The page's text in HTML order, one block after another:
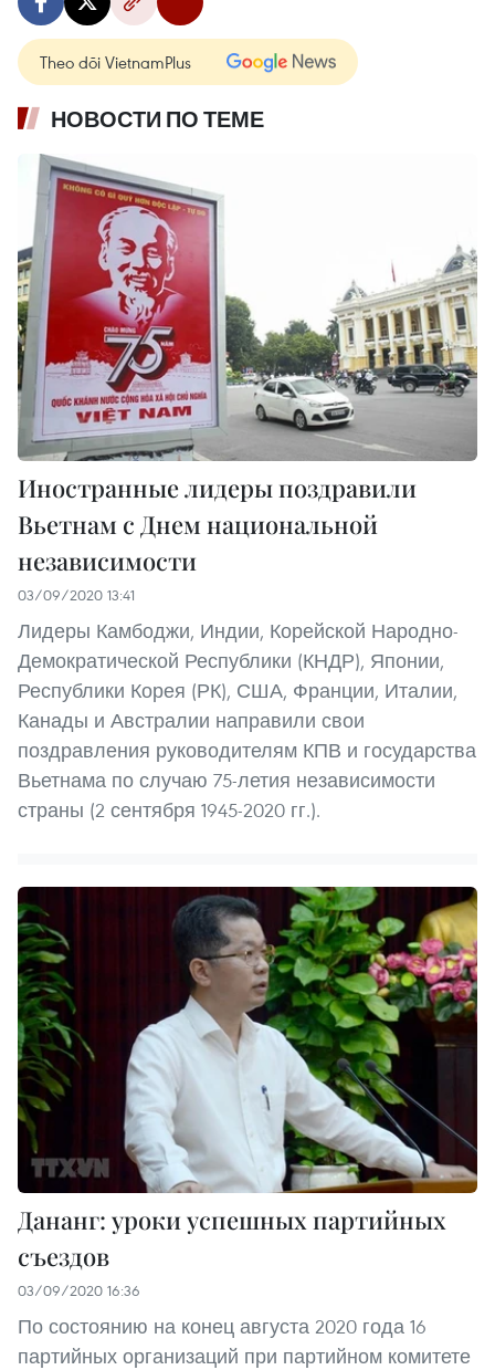
Theo dõi VietnamPlus
НОВОСТИ ПО ТЕМЕ
Иностранные лидеры поздравили
Вьетнам с Днем национальной
независимости
03/09/2020 13:41
Лидеры Камбоджи, Индии, Корейской Народно-
Демократической Республики (КНДР), Японии,
Республики Корея (РК), США, Франции, Италии,
Канады и Австралии направили свои
поздравления руководителям КПВ и государства
Вьетнама по случаю 75-летия независимости
страны (2 сентября 1945-2020 гг.).
Дананг: уроки успешных партийных
съездов
03/09/2020 16:36
По состоянию на конец августа 2020 года 16
партийных организаций при партийном комитете